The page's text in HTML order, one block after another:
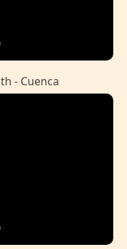
- Cuenca